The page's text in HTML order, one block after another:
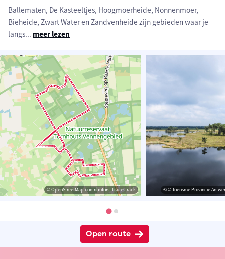
Ballematen, De Kasteeltjes, Hoogmoerheide, Nonnenmoer,
Bieheide, Zwart Water en Zandvenheide zijn gebieden waar je
langs... meer lezen
© OpenStreetMap contributors, Tracestrack © © Toerisme Provincie
Open route